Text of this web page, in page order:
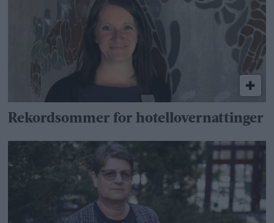
Rekordsommer for hotellovernattinger